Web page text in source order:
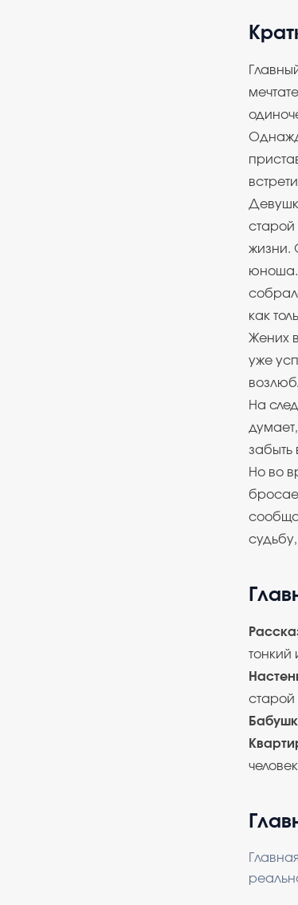
старой
жизни.
юноша.
как
Жених
уже
На
забыть
Но во
тонкий